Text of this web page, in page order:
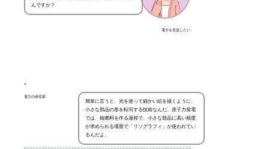
電力を見直したい
んですか？
電力の研究家
簡単に言うと、光を使って細かい絵を描くように、
小さな部品の形を転写する技術なんだ。原子力発電
では、核燃料を作る過程で、小さな部品に高い精度
が求められる場面で「リソグラフィ」が使われてい
るんだよ。